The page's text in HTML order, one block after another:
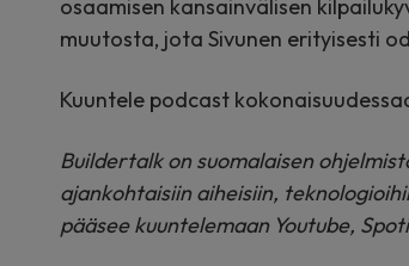
osaamisen kansainvälisen
muutosta, jota Sivunen erityisesti
Kuuntele podcast
Buildertalk on suomalaisen
ajankohtaisiin aiheisiin,
pääsee kuuntelemaan Youtube,